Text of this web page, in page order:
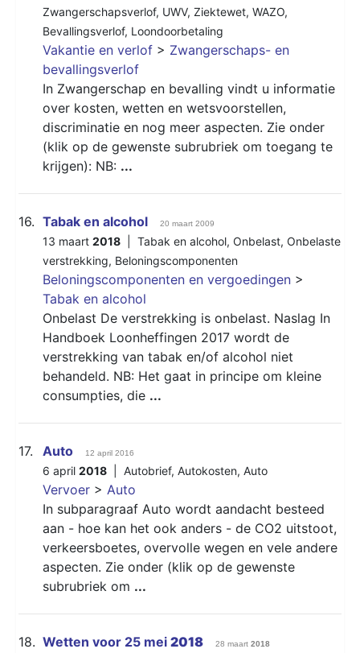
Zwangerschapsverlof, UWV, Ziektewet, WAZO,
Bevallingsverlof, Loondoorbetaling
Vakantie en verlof > Zwangerschaps- en
bevallingsverlof
In Zwangerschap en bevalling vindt u informatie
over kosten, wetten en wetsvoorstellen,
discriminatie en nog meer aspecten. Zie onder
(klik op de gewenste subrubriek om toegang te
krijgen): NB: ...
16. Tabak en alcohol 20 maart 2009
13 maart 2018 Tabak en alcohol, Onbelast, Onbelaste
verstrekking, Beloningscomponenten
Beloningscomponenten en vergoedingen >
Tabak en alcohol
Onbelast De verstrekking is onbelast. Naslag In
Handboek Loonheffingen 2017 wordt de
verstrekking van tabak en/of alcohol niet
behandeld. NB: Het gaat in principe om kleine
consumpties, die ...
17. Auto 12 april 2016
6 april 2018 Autobrief, Autokosten, Auto
Vervoer > Auto
In subparagraaf Auto wordt aandacht besteed
aan - hoe kan het ook anders - de CO2 uitstoot,
verkeersboetes, overvolle wegen en vele andere
aspecten. Zie onder (klik op de gewenste
subrubriek om ...
18. Wetten voor 25 mei 2018 28 maart 2018